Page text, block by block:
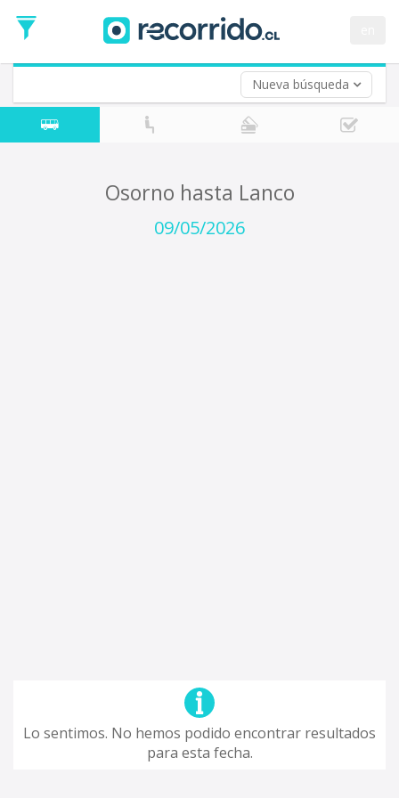
Nueva búsqueda
de
Ida
Vuelta (opcional)
Fecha
de
Osorno hasta Lanco
09/05/2026
Lo sentimos. No hemos podido encontrar resultados
para esta fecha.